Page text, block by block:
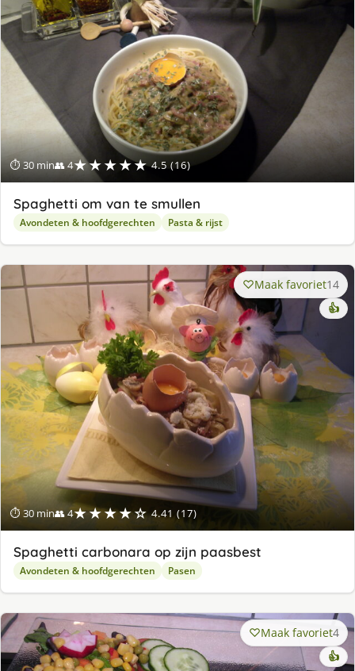
⏱ 30 min👥 4★★★★★ 4.5 (16)
Spaghetti om van te smullen
Avondeten & hoofdgerechten Pasta & rijst
⏱ 30 min👥 4★★★★☆ 4.41 (17)
Maak favoriet14
👍
Spaghetti carbonara op zijn paasbest
Avondeten & hoofdgerechten Pasen
Maak favoriet4
👍